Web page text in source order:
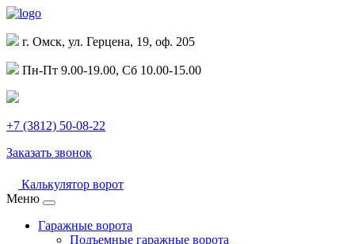
г. Омск, ул. Герцена, 19, оф. 205
Пн-Пт 9.00-19.00, Сб 10.00-15.00
+7 (3812) 50-08-22
Заказать звонок
Калькулятор ворот
Меню
Гаражные ворота
Подъемные гаражные ворота